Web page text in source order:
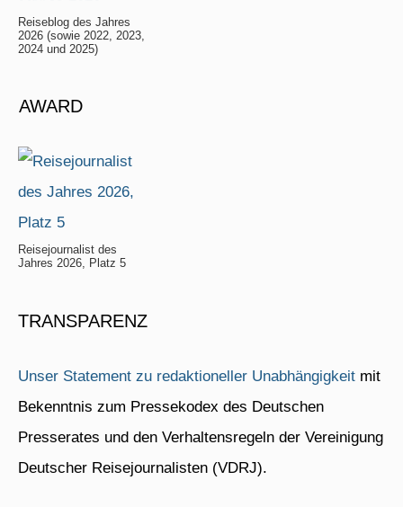
Reiseblog des Jahres
2026 (sowie 2022, 2023,
2024 und 2025)
AWARD
Reisejournalist des
Jahres 2026, Platz 5
TRANSPARENZ
Unser Statement zu redaktioneller Unabhängigkeit mit
Bekenntnis zum Pressekodex des Deutschen
Presserates und den Verhaltensregeln der Vereinigung
Deutscher Reisejournalisten (VDRJ).